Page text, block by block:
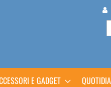
E GADGET